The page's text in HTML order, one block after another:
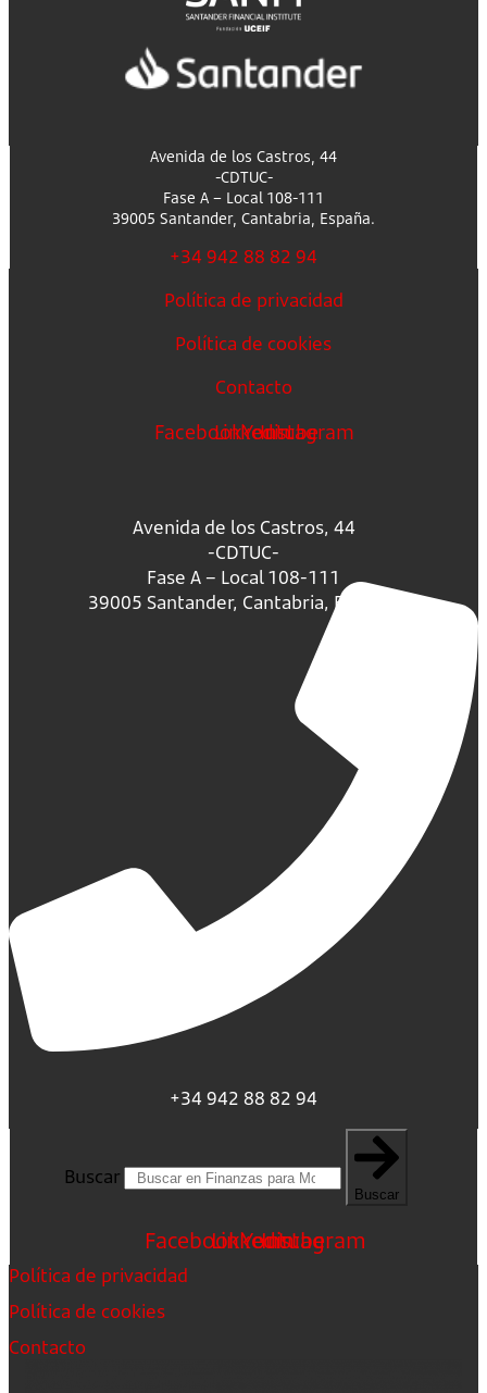
Avenida de los Castros, 44
-CDTUC-
Fase A – Local 108-111
39005 Santander, Cantabria, España.
+34 942 88 82 94
Política de privacidad
Política de cookies
Contacto
FacebookLinkedin
Youtube
Instagram
Avenida de los Castros, 44
-CDTUC-
Fase A – Local 108-111
39005 Santander, Cantabria, España.
+34 942 88 82 94
Buscar
Buscar
FacebookLinkedin
Youtube
Instagram
Política de privacidad
Política de cookies
Contacto